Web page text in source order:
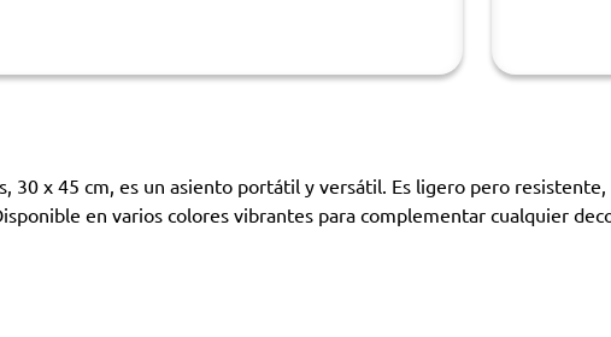
30 x 45 cm, es un asiento portátil y versátil. Es ligero pero
en varios colores vibrantes para complementar cualquier